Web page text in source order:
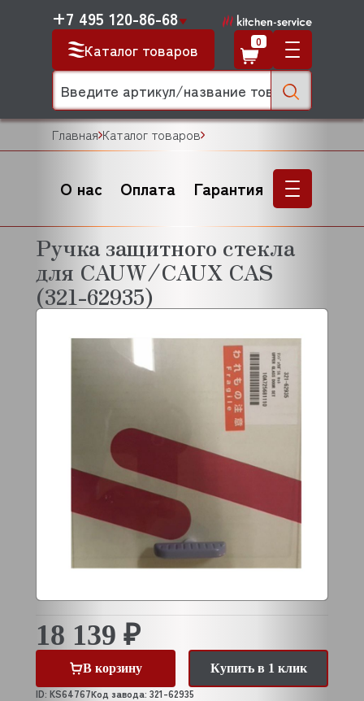
Каталог товаров
+7 495 120-86-68
0
Главная Каталог товаров
О нас Оплата Гарантия
Ручка защитного стекла
для CAUW/CAUX CAS
(321-62935)
18 139 ₽
В корзину
Купить в 1 клик
ID: KS64767Код завода: 321-62935